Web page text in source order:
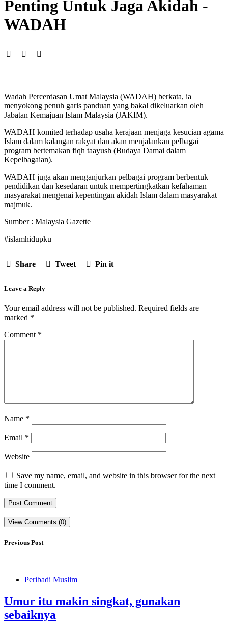
Penting Untuk Jaga Akidah -
WADAH
Wadah Percerdasan Umat Malaysia (WADAH) berkata, ia
menyokong penuh garis panduan yang bakal dikeluarkan oleh
Jabatan Kemajuan Islam Malaysia (JAKIM).
WADAH komited terhadap usaha kerajaan menjaga kesucian agama
Islam dalam kalangan rakyat dan akan menjalankan pelbagai
program bertemakan fiqh taayush (Budaya Damai dalam
Kepelbagaian).
WADAH juga akan menganjurkan pelbagai program berbentuk
pendidikan dan kesedaran untuk mempertingkatkan kefahaman
masyarakat mengenai kepentingan akidah Islam dalam masyarakat
majmuk.
Sumber : Malaysia Gazette
#islamhidupku
Share Tweet Pin it
Leave a Reply
Your email address will not be published. Required fields are
marked *
Comment *
Name *
Email *
Website
Save my name, email, and website in this browser for the next
time I comment.
View Comments (0)
Previous Post
Peribadi Muslim
Umur itu makin singkat, gunakan
sebaiknya